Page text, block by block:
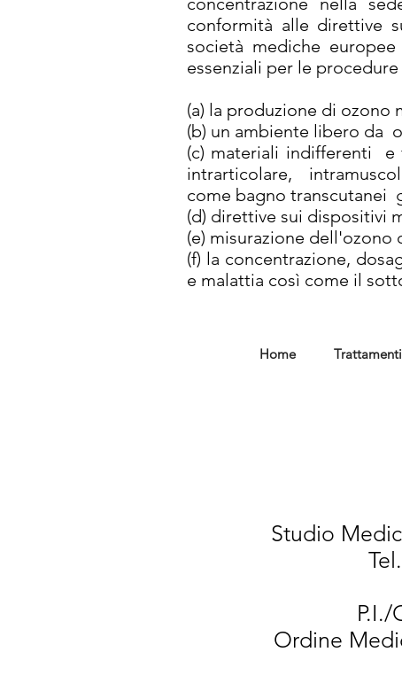
conformità alle direttive
società mediche
essenziali per le
(a) la produzione di
(b) un ambiente libero da
(c) materiali indifferenti
intrarticolare,
come bagno transcutanei
(d) direttive sui dispositivi
(e) misurazione
(f) la concentrazione,
e malattia così come il
Home
Studio
Ordine